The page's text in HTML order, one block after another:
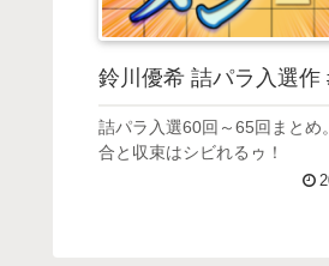
鈴川優希 詰パラ入選作
詰パラ入選60回～65回まとめ
合と収束はシビれるゥ！